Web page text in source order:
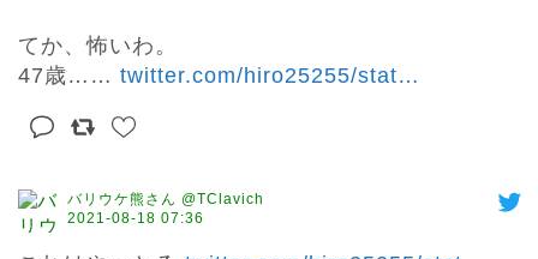
てか、怖いわ。
47歳…… twitter.com/hiro25255/stat…
バリウケ熊さん @TClavich
2021-08-18 07:36